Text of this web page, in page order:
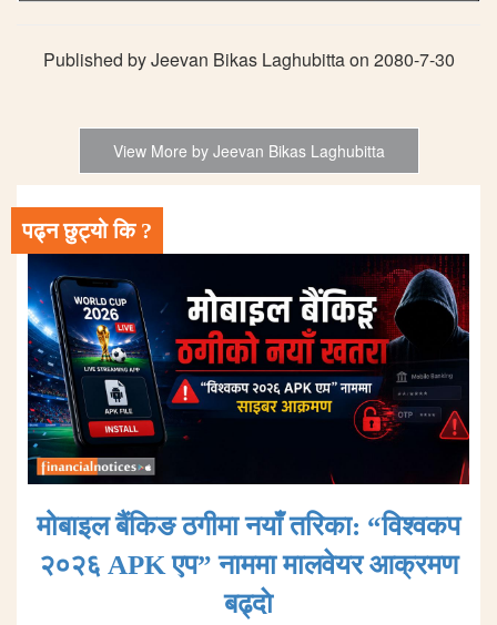
Published by Jeevan Bikas Laghubitta on 2080-7-30
View More by Jeevan Bikas Laghubitta
पढ्न छुट्यो कि ?
मोबाइल बैंकिङ ठगीमा नयाँ तरिका: “विश्वकप
२०२६ APK एप” नाममा मालवेयर आक्रमण
बढ्दाे